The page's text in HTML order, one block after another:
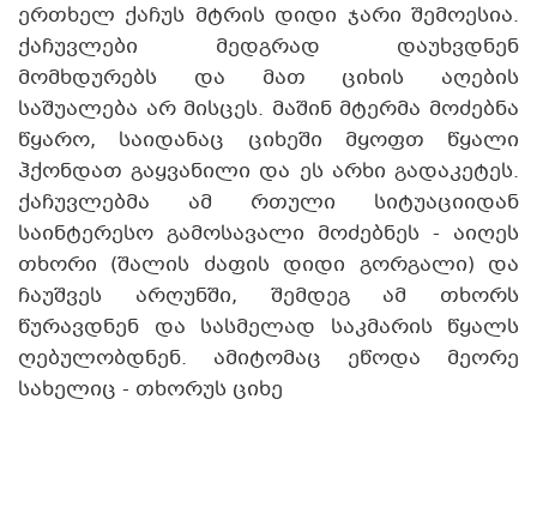
ერთხელ ქაჩუს მტრის დიდი ჯარი შემოესია.
ქაჩუვლები მედგრად დაუხვდნენ
მომხდურებს და მათ ციხის აღების
საშუალება არ მისცეს. მაშინ მტერმა მოძებნა
წყარო, საიდანაც ციხეში მყოფთ წყალი
ჰქონდათ გაყვანილი და ეს არხი გადაკეტეს.
ქაჩუვლებმა ამ რთული სიტუაციიდან
საინტერესო გამოსავალი მოძებნეს - აიღეს
თხორი (შალის ძაფის დიდი გორგალი) და
ჩაუშვეს არღუნში, შემდეგ ამ თხორს
წურავდნენ და სასმელად საკმარის წყალს
ღებულობდნენ. ამიტომაც ეწოდა მეორე
სახელიც - თხორუს ციხე